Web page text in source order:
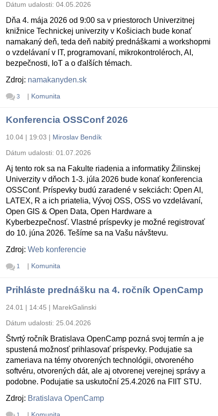
Dátum udalosti: 04.05.2026
Dňa 4. mája 2026 od 9:00 sa v priestoroch Univerzitnej
knižnice Technickej univerzity v Košiciach bude konať
namakaný deň, teda deň nabitý prednáškami a workshopmi
o vzdelávaní v IT, programovaní, mikrokontroléroch, AI,
bezpečnosti, IoT a o ďalších témach.
Zdroj: namakanyden.sk
3 | Komunita
Konferencia OSSConf 2026
10.04 | 19:03 | Miroslav Bendík
Dátum udalosti: 01.07.2026
Aj tento rok sa na Fakulte riadenia a informatiky Žilinskej
Univerzity v dňoch 1-3. júla 2026 bude konať konferencia
OSSConf. Príspevky budú zaradené v sekciách: Open AI,
LATEX, R a ich priatelia, Vývoj OSS, OSS vo vzdelávaní,
Open GIS & Open Data, Open Hardware a
Kyberbezpečnosť. Vlastné príspevky je možné registrovať
do 10. júna 2026. Tešíme sa na Vašu návštevu.
Zdroj: Web konferencie
1 | Komunita
Prihláste prednášku na 4. ročník OpenCamp
24.01 | 14:45 | MarekGalinski
Dátum udalosti: 25.04.2026
Štvrtý ročník Bratislava OpenCamp pozná svoj termín a je
spustená možnosť prihlasovať príspevky. Podujatie sa
zameriava na témy otvorených technológii, otvoreného
softvéru, otvorených dát, ale aj otvorenej verejnej správy a
podobne. Podujatie sa uskutoční 25.4.2026 na FIIT STU.
Zdroj: Bratislava OpenCamp
| Komunita